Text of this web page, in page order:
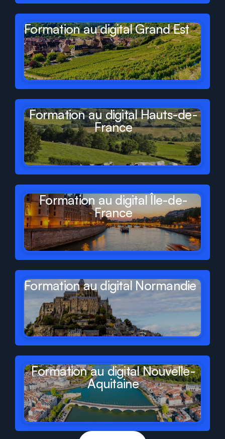
Formation au digital Grand Est
Formation au digital Hauts-de-
France
Formation au digital Île-de-
France
Formation au digital Normandie
Formation au digital Nouvelle-
Aquitaine